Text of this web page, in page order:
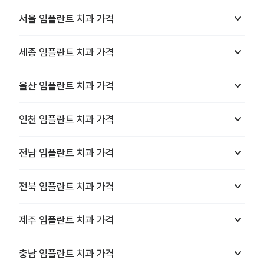
서울 임플란트 치과 가격 keyboard_arrow_down
세종 임플란트 치과 가격 keyboard_arrow_down
울산 임플란트 치과 가격 keyboard_arrow_down
인천 임플란트 치과 가격 keyboard_arrow_down
전남 임플란트 치과 가격 keyboard_arrow_down
전북 임플란트 치과 가격 keyboard_arrow_down
제주 임플란트 치과 가격 keyboard_arrow_down
충남 임플란트 치과 가격 keyboard_arrow_down